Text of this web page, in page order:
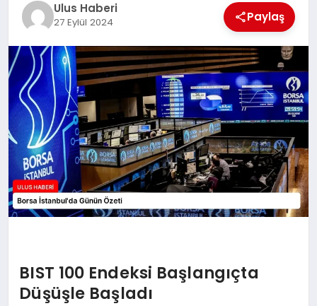
SPOR
YAŞAM
Ulus Haberi
27 Eylül 2024 Paylaş
BIST 100 Endeksi Başlangıçta
Düşüşle Başladı